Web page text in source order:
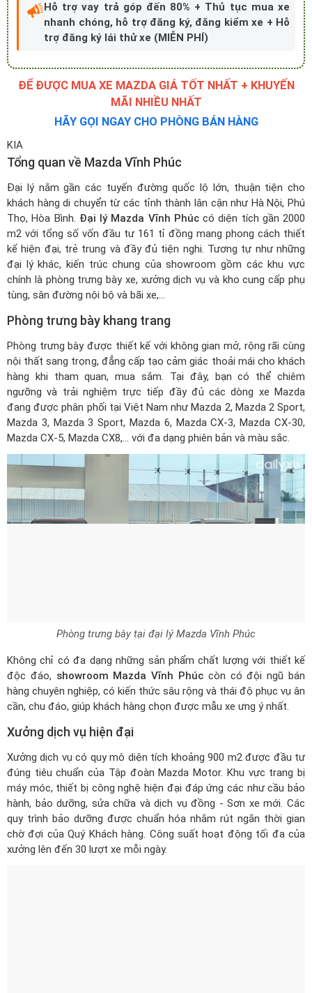
Hỗ trợ vay trả góp đến 80% + Thủ tục mua xe
nhanh chóng, hỗ trợ đăng ký, đăng kiểm xe + Hỗ
trợ đăng ký lái thử xe (MIỄN PHÍ)
ĐỂ ĐƯỢC MUA XE MAZDA GIÁ TỐT NHẤT + KHUYẾN
MÃI NHIỀU NHẤT
HÃY GỌI NGAY CHO PHÒNG BÁN HÀNG
KIA
Tổng quan về Mazda Vĩnh Phúc
Đại lý nằm gần các tuyến đường quốc lộ lớn, thuận tiện cho
khách hàng di chuyển từ các tỉnh thành lân cận như Hà Nội, Phú
Thọ, Hòa Bình. Đại lý Mazda Vĩnh Phúccó diện tích gần 2000
m2 với tổng số vốn đầu tư 161 tỉ đồng mang phong cách thiết
kế hiện đại, trẻ trung và đầy đủ tiện nghi. Tương tự như những
đại lý khác, kiến trúc chung của showroom gồm các khu vực
chính là phòng trưng bày xe, xưởng dịch vụ và kho cung cấp phụ
tùng, sân đường nội bộ và bãi xe,...
Phòng trưng bày khang trang
Phòng trưng bày được thiết kế với không gian mở, rộng rãi cùng
nội thất sang trọng, đẳng cấp tạo cảm giác thoải mái cho khách
hàng khi tham quan, mua sắm. Tại đây, bạn có thể chiêm
ngưỡng và trải nghiệm trực tiếp đầy đủ các dòng xe Mazda
đang được phân phối tại Việt Nam như Mazda 2, Mazda 2 Sport,
Mazda 3, Mazda 3 Sport, Mazda 6, Mazda CX-3, Mazda CX-30,
Mazda CX-5, Mazda CX8,... với đa dạng phiên bản và màu sắc.
Phòng trưng bày tại đại lý Mazda Vĩnh Phúc
Không chỉ có đa dạng những sản phẩm chất lượng với thiết kế
độc đáo, showroom Mazda Vĩnh Phúc còn có đội ngũ bán
hàng chuyên nghiệp, có kiến thức sâu rộng và thái độ phục vụ ân
cần, chu đáo, giúp khách hàng chọn được mẫu xe ưng ý nhất.
Xưởng dịch vụ hiện đại
Xưởng dịch vụ có quy mô diện tích khoảng 900 m2 được đầu tư
đúng tiêu chuẩn của Tập đoàn Mazda Motor. Khu vực trang bị
máy móc, thiết bị công nghệ hiện đại đáp ứng các như cầu bảo
hành, bảo dưỡng, sửa chữa và dịch vụ đồng - Sơn xe mới. Các
quy trình bảo dưỡng được chuẩn hóa nhằm rút ngắn thời gian
chờ đợi của Quý Khách hàng. Công suất hoạt động tối đa của
xưởng lên đến 30 lượt xe mỗi ngày.